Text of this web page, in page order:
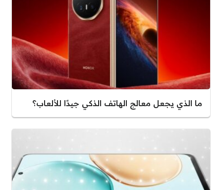
ما الذي يجعل معالج الهاتف الذكي جيدًا للألعاب؟